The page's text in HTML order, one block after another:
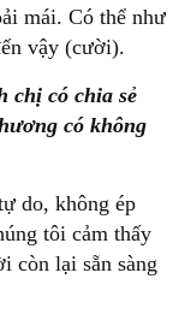
mái. Có thể như
vậy (cười).
chị có chia sẻ
có không
do, không ép
tôi cảm thấy
còn lại sẵn sàng